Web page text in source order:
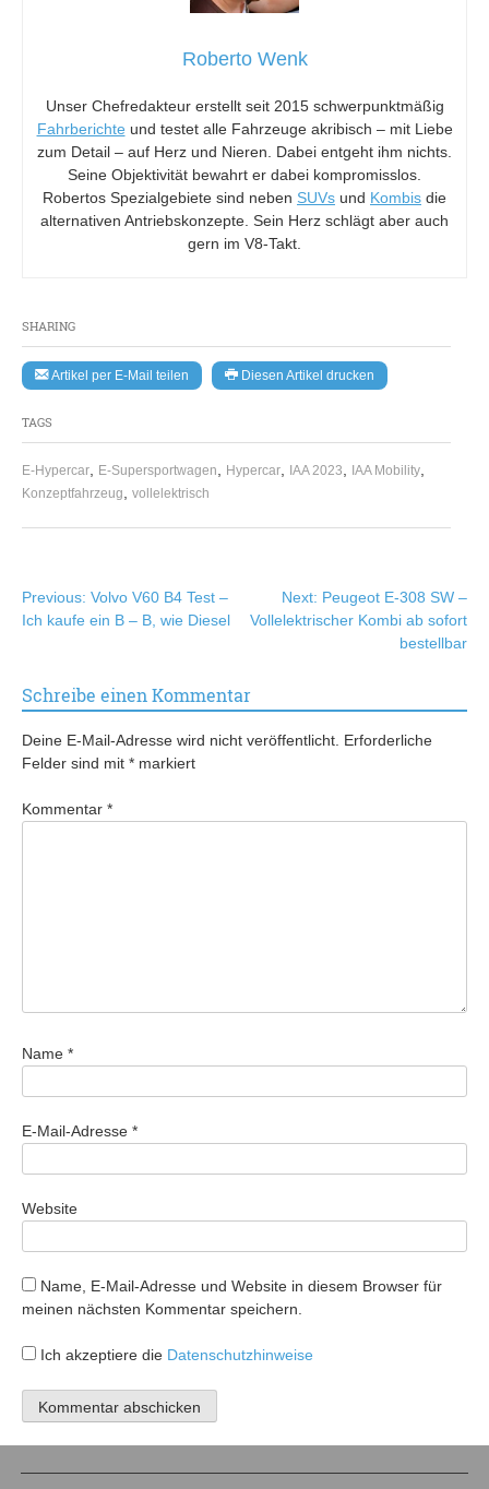
SHARING
Artikel per E-Mail teilen Diesen Artikel drucken
TAGS
E-Hypercar E-Supersportwagen Hypercar IAA 2023 IAA Mobility
Konzeptfahrzeug vollelektrisch
Roberto Wenk
Unser Chefredakteur erstellt seit 2015 schwerpunktmäßig
Fahrberichte und testet alle Fahrzeuge akribisch – mit Liebe
zum Detail – auf Herz und Nieren. Dabei entgeht ihm nichts.
Seine Objektivität bewahrt er dabei kompromisslos.
Robertos Spezialgebiete sind neben SUVs und Kombis die
alternativen Antriebskonzepte. Sein Herz schlägt aber auch
gern im V8-Takt.
Beitragsnavigation
Previous: Volvo V60 B4 Test –
Ich kaufe ein B – B, wie Diesel
Next: Peugeot E-308 SW –
Vollelektrischer Kombi ab sofort
bestellbar
Schreibe einen Kommentar
Deine E-Mail-Adresse wird nicht veröffentlicht. Erforderliche
Felder sind mit * markiert
Kommentar *
Name *
E-Mail-Adresse *
Website
Name, E-Mail-Adresse und Website in diesem Browser für
meinen nächsten Kommentar speichern.
Ich akzeptiere die Datenschutzhinweise